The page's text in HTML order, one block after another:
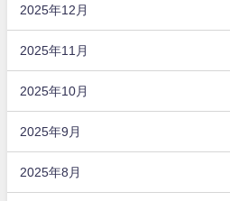
2025年12月
2025年11月
2025年10月
2025年9月
2025年8月